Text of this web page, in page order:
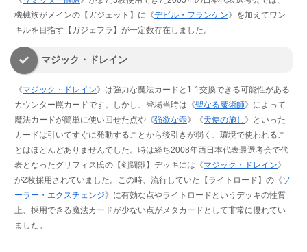
機械族がメインの【ガジェット】に《デビル・フランケン》を加えてワン
キルを目指す【ガジェフラ】が一定数存在しました。
マジック・ドレイン
《マジック・ドレイン》は強力な魔法カードと1-1交換できる可能性がある
カウンター罠カードです。しかし、登場当時は《聖なる魔術師》によって
魔法カードが簡単に使い回せた点や《強欲な壺》《天使の施し 》といった
カードは引いてすぐに発動することから後引きが弱く、環境で使われるこ
とはほとんどありませんでした。時は経ち2008年西日本代表最選考会で代
表となったグリフィス氏の【剣闘獣】デッキには《マジック・ドレイン》
が2枚採用されていました。この時、流行していた【ライトロード】の《ソ
ーラー・エクスチェンジ》に有効な点やライトロードというデッキの性質
上、採用できる魔法カードが少ない点がメタカードとして非常に優れてい
ました。